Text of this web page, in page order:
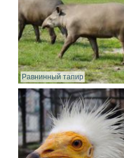
Равнинный тапир